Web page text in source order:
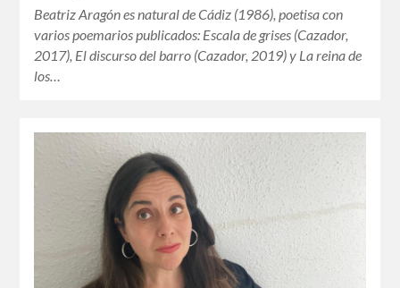
Beatriz Aragón es natural de Cádiz (1986), poetisa con
varios poemarios publicados: Escala de grises (Cazador,
2017), El discurso del barro (Cazador, 2019) y La reina de
los…